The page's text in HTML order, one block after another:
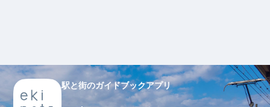
駅と街のガイドブックアプリ